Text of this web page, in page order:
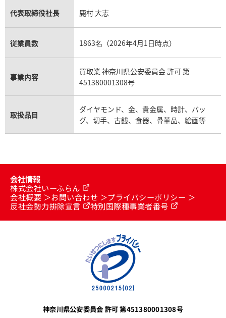
代表取締役社長 鹿村 大志
従業員数 1863名（2026年4月1日時点）
事業内容
買取業 神奈川県公安委員会 許可 第
451380001308号
取扱品目
ダイヤモンド、金、貴金属、時計、バッ
グ、切手、古銭、食器、骨董品、絵画等
会社情報
株式会社いーふらん
会社概要
お問い合わせ
プライバシーポリシー
反社会勢力排除宣言
特別国際種事業者番号
神奈川県公安委員会 許可 第451380001308号